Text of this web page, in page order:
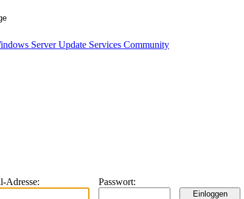
Adresse: Passwort: